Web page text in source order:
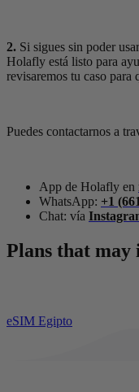
2. Si sigues sin poder
Holafly está listo para
revisaremos tu caso para
Puedes contactarnos a
App de Holafly en
WhatsApp: +1
Chat: vía
Plans that may
eSIM Egipto